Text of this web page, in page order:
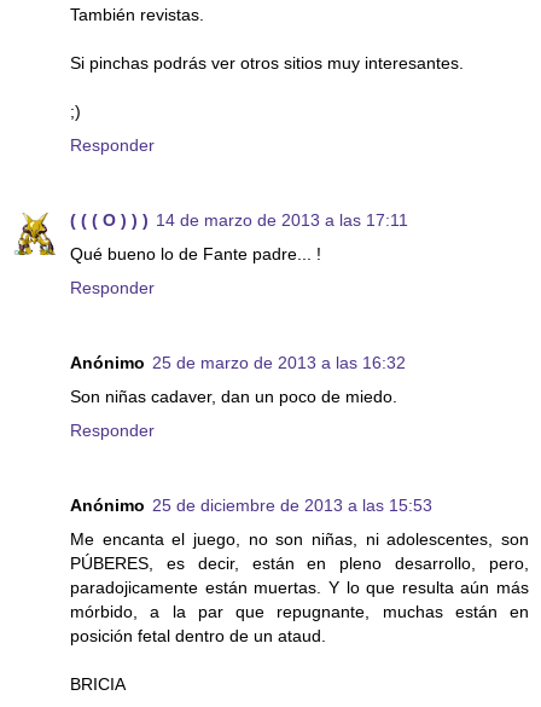
También revistas.
Si pinchas podrás ver otros sitios muy interesantes.
;)
Responder
( ( ( O ) ) ) 14 de marzo de 2013 a las 17:11
Qué bueno lo de Fante padre... !
Responder
Anónimo 25 de marzo de 2013 a las 16:32
Son niñas cadaver, dan un poco de miedo.
Responder
Anónimo 25 de diciembre de 2013 a las 15:53
Me encanta el juego, no son niñas, ni adolescentes, son
PÚBERES, es decir, están en pleno desarrollo, pero,
paradojicamente están muertas. Y lo que resulta aún más
mórbido, a la par que repugnante, muchas están en
posición fetal dentro de un ataud.
BRICIA